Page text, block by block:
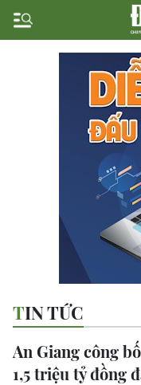
TIN TỨC
An Giang công
1,5 triệu tỷ đồng